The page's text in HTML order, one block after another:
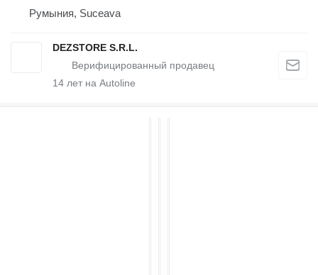
Румыния, Suceava
DEZSTORE S.R.L.
14 лет на Autoline